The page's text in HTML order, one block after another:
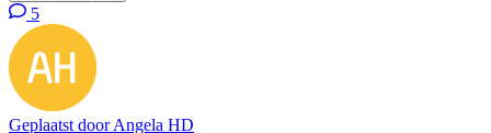
5
Geplaatst doorAngela HD